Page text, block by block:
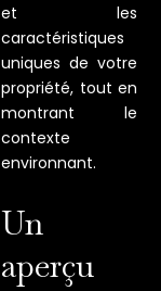
et les
caractéristiques
uniques de votre
propriété, tout en
montrant le
contexte
environnant.
Un
aperçu